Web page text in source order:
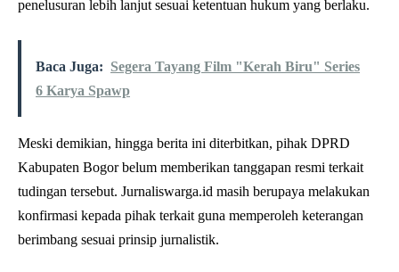
penelusuran lebih lanjut sesuai ketentuan hukum yang berlaku.
Baca Juga: Segera Tayang Film "Kerah Biru" Series
6 Karya Spawp
Meski demikian, hingga berita ini diterbitkan, pihak DPRD
Kabupaten Bogor belum memberikan tanggapan resmi terkait
tudingan tersebut. Jurnaliswarga.id masih berupaya melakukan
konfirmasi kepada pihak terkait guna memperoleh keterangan
berimbang sesuai prinsip jurnalistik.